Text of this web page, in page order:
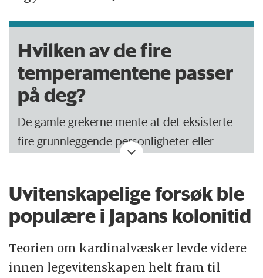
Hvilken av de fire
temperamentene passer
på deg?
De gamle grekerne mente at det eksisterte
fire grunnleggende personligheter eller
Koleriker:Ledertype med initiativrikdom og
dristighet, men samtidig egoistisk.
Kolerikerens dominerende kardinalvæske er
gul galle.
Uvitenskapelige forsøk ble
populære i Japans kolonitid
Teorien om kardinalvæsker levde videre
innen legevitenskapen helt fram til